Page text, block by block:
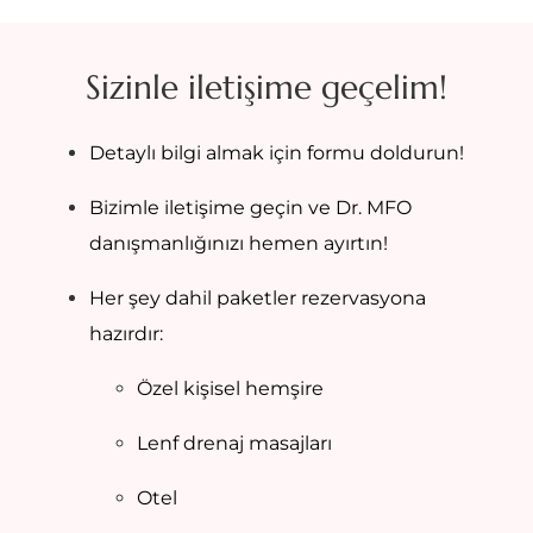
Sizinle iletişime geçelim!
Detaylı bilgi almak için formu doldurun!
Bizimle iletişime geçin ve Dr. MFO
danışmanlığınızı hemen ayırtın!
Her şey dahil paketler rezervasyona
hazırdır:
Özel kişisel hemşire
Lenf drenaj masajları
Otel